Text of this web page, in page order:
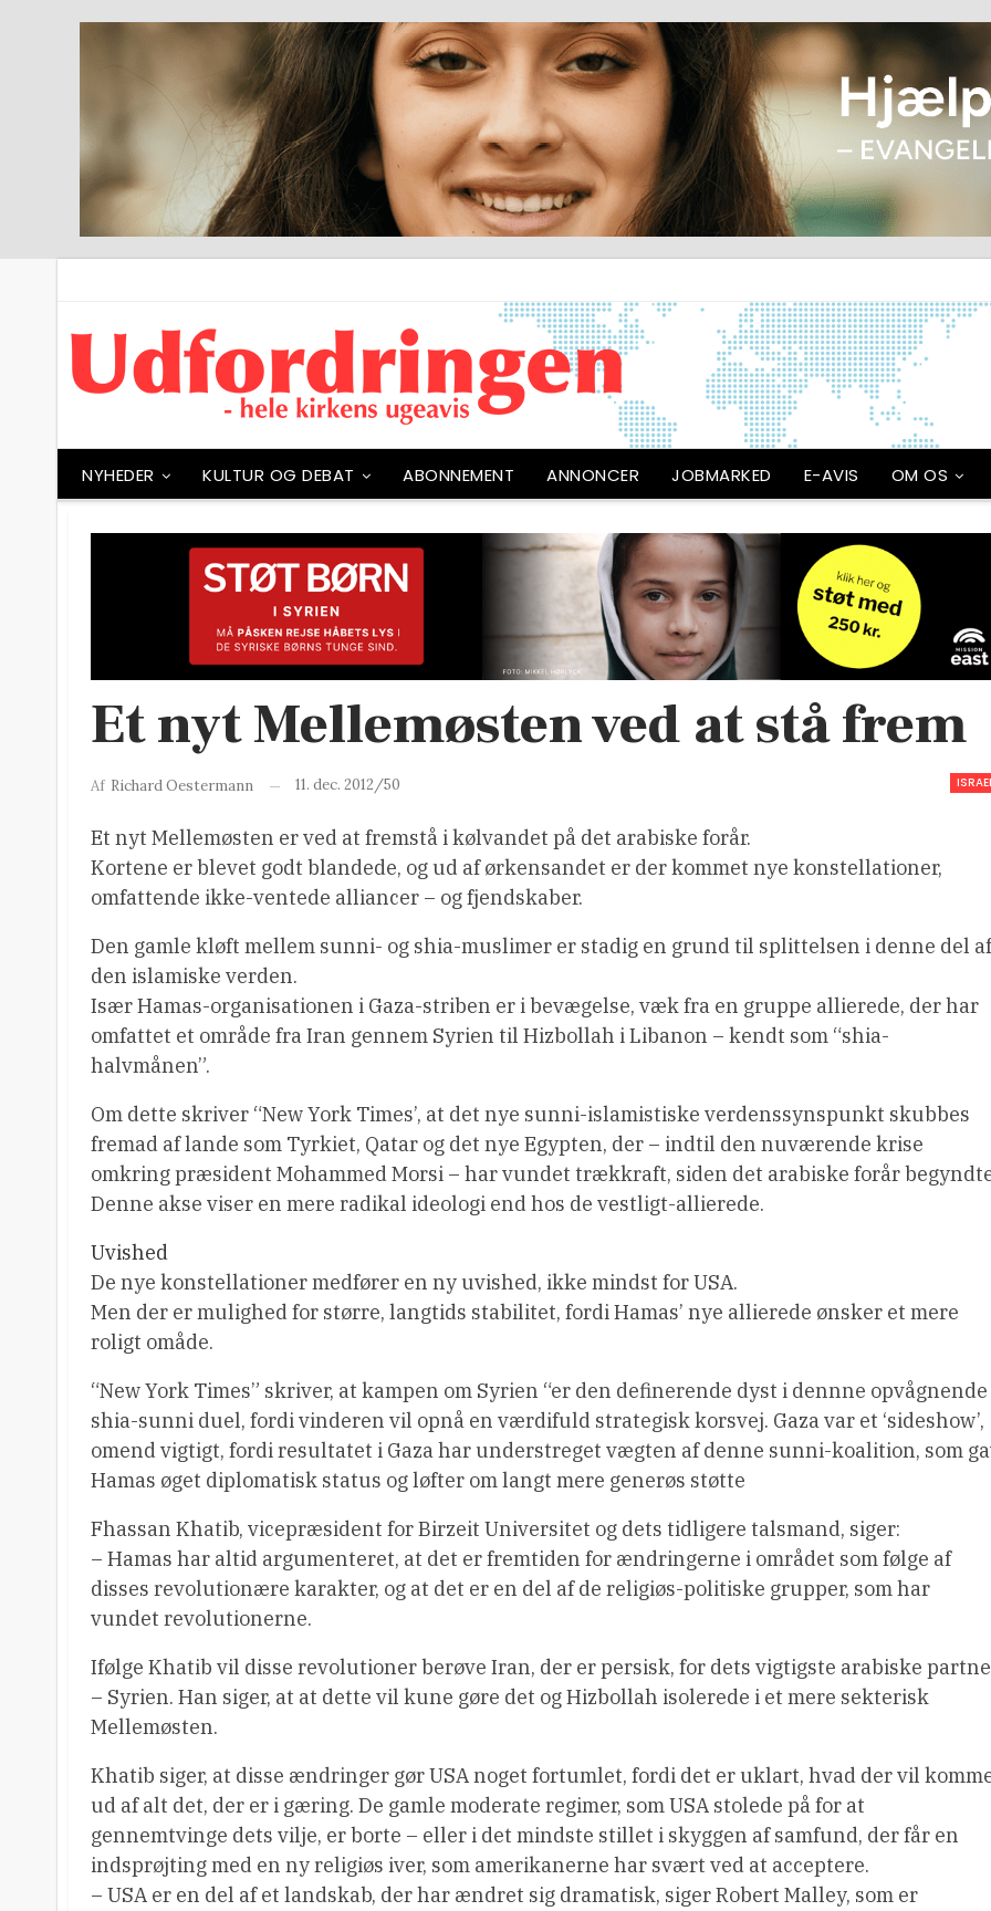
NYHEDER KULTUR OG DEBAT ABONNEMENT ANNONCER JOBMARKED E-AVIS OM OS
Et nyt Mellemøsten ved at stå frem
Af Richard Oestermann 11. dec. 2012/50
Et nyt Mellemøsten er ved at fremstå i kølvandet på det arabiske forår.
Kortene er blevet godt blandede, og ud af ørkensandet er der kommet nye konstellationer,
omfattende ikke-ventede alliancer – og fjendskaber.
Den gamle kløft mellem sunni- og shia-muslimer er stadig en grund til splittelsen i denne del af
den islamiske verden.
Især Hamas-organisationen i Gaza-striben er i bevægelse, væk fra en gruppe allierede, der har
omfattet et område fra Iran gennem Syrien til Hizbollah i Libanon – kendt som “shia-
halvmånen”.
Om dette skriver “New York Times’, at det nye sunni-islamistiske verdenssynspunkt skubbes
fremad af lande som Tyrkiet, Qatar og det nye Egypten, der – indtil den nuværende krise
omkring præsident Mohammed Morsi – har vundet trækkraft, siden det arabiske forår
Denne akse viser en mere radikal ideologi end hos de vestligt-allierede.
Uvished
De nye konstellationer medfører en ny uvished, ikke mindst for USA.
Men der er mulighed for større, langtids stabilitet, fordi Hamas’ nye allierede ønsker et mere
roligt omåde.
“New York Times” skriver, at kampen om Syrien “er den definerende dyst i dennne opvågnende
shia-sunni duel, fordi vinderen vil opnå en værdifuld strategisk korsvej. Gaza var et ‘sideshow’,
omend vigtigt, fordi resultatet i Gaza har understreget vægten af denne sunni-koalition, som
Hamas øget diplomatisk status og løfter om langt mere generøs støtte
Fhassan Khatib, vicepræsident for Birzeit Universitet og dets tidligere talsmand, siger:
– Hamas har altid argumenteret, at det er fremtiden for ændringerne i området som følge af
disses revolutionære karakter, og at det er en del af de religiøs-politiske grupper, som har
vundet revolutionerne.
Ifølge Khatib vil disse revolutioner berøve Iran, der er persisk, for dets vigtigste arabiske
– Syrien. Han siger, at at dette vil kune gøre det og Hizbollah isolerede i et mere sekterisk
Mellemøsten.
Khatib siger, at disse ændringer gør USA noget fortumlet, fordi det er uklart, hvad der vil
ud af alt det, der er i gæring. De gamle moderate regimer, som USA stolede på for at
gennemtvinge dets vilje, er borte – eller i det mindste stillet i skyggen af samfund, der får en
indsprøjting med en ny religiøs iver, som amerikanerne har svært ved at acceptere.
– USA er en del af et landskab, der har ændret sig dramatisk, siger Robert Malley, som er